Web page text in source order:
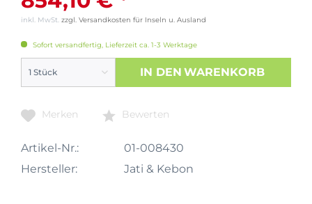
inkl. MwSt. zzgl. Versandkosten für Inseln u. Ausland
Sofort versandfertig, Lieferzeit ca. 1-3 Werktage
IN DEN WARENKORB
Merken Bewerten
Artikel-Nr.:
01-008430
Hersteller:
Jati & Kebon